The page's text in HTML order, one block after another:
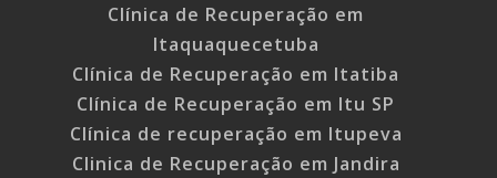
Clínica de Recuperação em
Itaquaquecetuba
Clínica de Recuperação em Itatiba
Clínica de Recuperação em Itu SP
Clínica de recuperação em Itupeva
Clinica de Recuperação em Jandira